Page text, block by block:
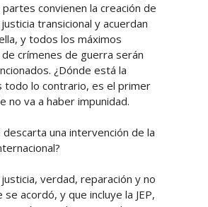
convienen la creación de
transicional y acuerdan
y todos los máximos
crímenes de guerra serán
¿Dónde está la
todo lo contrario, es el primer
no va a haber impunidad.
descarta una intervención de la
verdad, reparación y no
acordó, y que incluye la JEP,